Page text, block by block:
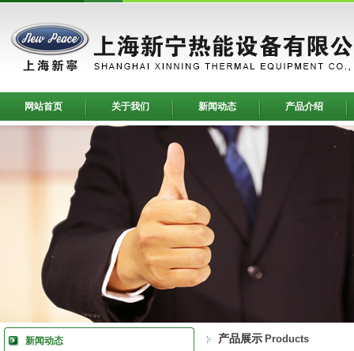
网站首页 关于我们 新闻动态 产品介绍
新闻动态 产品展示 Products